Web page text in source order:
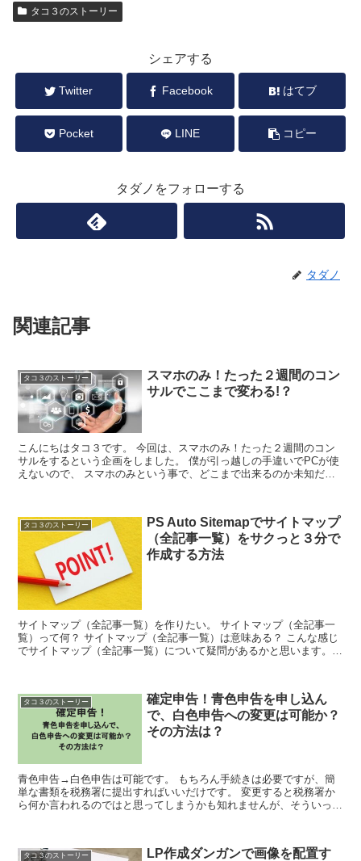
タコ３のストーリー
シェアする
Twitter Facebook はてブ
Pocket LINE コピー
タダノをフォローする
タダノ
関連記事
タコ３のストーリー
スマホのみ！たった２週間のコン
サルでここまで変わる!？
こんにちはタコ３です。 今回は、スマホのみ！たった２週間のコン
サルをするという企画をしました。 僕が引っ越しの手違いでPCが使
えないので、 スマホのみという事で、どこまで出来るのか未知だっ
タコ３のストーリー
PS Auto Sitemapでサイトマップ
（全記事一覧）をサクっと３分で
作成する方法
サイトマップ（全記事一覧）を作りたい。 サイトマップ（全記事一
覧）って何？ サイトマップ（全記事一覧）は意味ある？ こんな感じ
でサイトマップ（全記事一覧）について疑問があるかと思います。
タコ３のストーリー
確定申告！青色申告を申し込ん
で、白色申告への変更は可能か？
その方法は？
青色申告→白色申告は可能です。 もちろん手続きは必要ですが、簡
単な書類を税務署に提出すればいいだけです。 変更すると税務署か
ら何か言われるのではと思ってしまうかも知れませんが、そういった
タコ３のストーリー
LP作成ダンガンで画像を配置す